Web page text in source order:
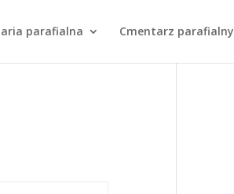
parafialna Cmentarz parafialny